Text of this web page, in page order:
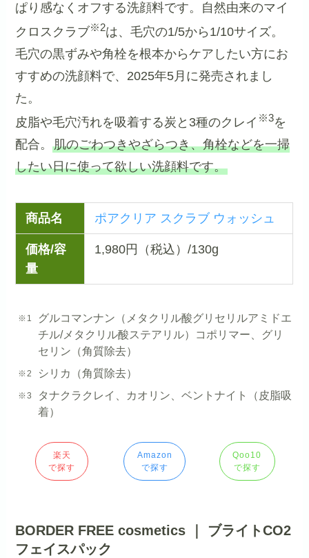
ぱり感なくオフする洗顔料です。自然由来のマイ
クロスクラブ※2は、毛穴の1/5から1/10サイズ。
毛穴の黒ずみや角栓を根本からケアしたい方にお
すすめの洗顔料で、2025年5月に発売されまし
た。
皮脂や毛穴汚れを吸着する炭と3種のクレイ ※3を
配合。肌のごわつきやざらつき、角栓などを一掃
したい日に使って欲しい洗顔料です。
商品名 ポアクリア スクラブ ウォッシュ
価格/容
量
1,980円（税込）/130g
グルコマンナン（メタクリル酸グリセリルアミドエ
チル/メタクリル酸ステアリル）コポリマー、グリ
セリン（角質除去）
シリカ（角質除去）
タナクラクレイ、カオリン、ベントナイト（皮脂吸
着）
楽天
で探す
Amazon
で探す
Qoo10
で探す
BORDER FREE cosmetics ｜ ブライトCO2
フェイスパック